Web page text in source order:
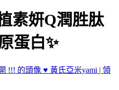
素妍Q潤胜肽
蛋白✨
♥ 黃氏亞米yami | 領